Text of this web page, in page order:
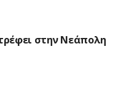
στην Νεάπολη